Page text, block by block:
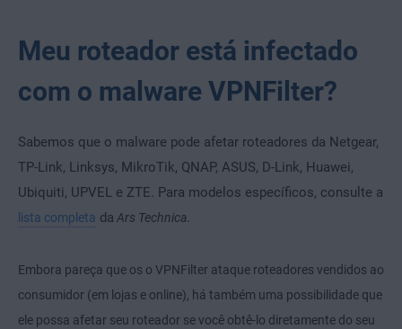
Meu roteador está infectado
com o malware VPNFilter?
Sabemos que o malware pode afetar roteadores da Netgear,
TP-Link, Linksys, MikroTik, QNAP, ASUS, D-Link, Huawei,
Ubiquiti, UPVEL e ZTE. Para modelos específicos, consulte a
lista completa da Ars Technica.
Embora pareça que os o VPNFilter ataque roteadores vendidos ao
consumidor (em lojas e online), há também uma possibilidade que
ele possa afetar seu roteador se você obtê-lo diretamente do seu